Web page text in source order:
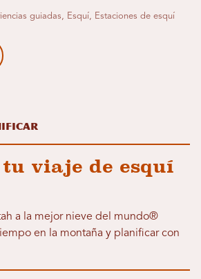
guiadas, Esquí, Estaciones de esquí
viaje de esquí
a la mejor nieve del mundo®
en la montaña y planificar con